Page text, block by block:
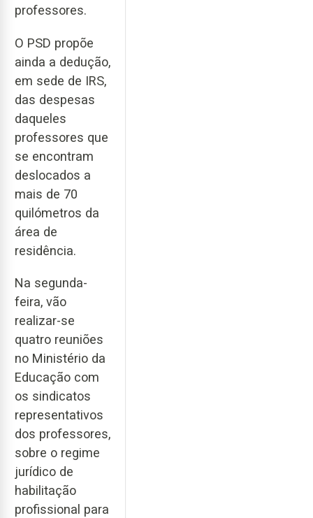
professores.
O PSD propõe
ainda a dedução,
em sede de IRS,
das despesas
daqueles
professores que
se encontram
deslocados a
mais de 70
quilómetros da
área de
residência.
Na segunda-
feira, vão
realizar-se
quatro reuniões
no Ministério da
Educação com
os sindicatos
representativos
dos professores,
sobre o regime
jurídico de
habilitação
profissional para